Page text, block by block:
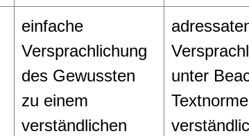
einfache
Versprachlichung
des Gewussten
zu einem
verständlichen
unter